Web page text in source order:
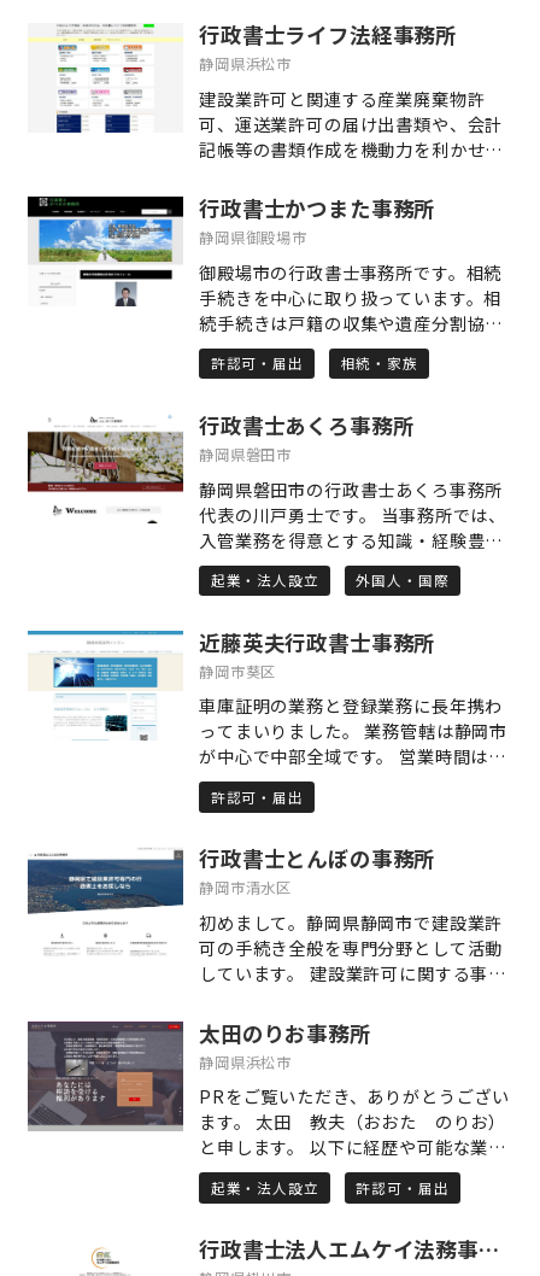
談下さい。
の許可申請 農地転用の申請 宅地建物取
引業の許可申請 古物営業の許可申請
行政書士ライフ法経事務所
静岡県浜松市
建設業許可と関連する産業廃棄物許
可、運送業許可の届け出書類や、会計
記帳等の書類作成を機動力を利かせて
おります。
行政書士かつまた事務所
静岡県御殿場市
御殿場市の行政書士事務所です。相続
手続きを中心に取り扱っています。相
続手続きは戸籍の収集や遺産分割協議
書作成・金融機関の解約手続きなど多
くの手続きをしなければなりません。
す。面倒な相続手続きは当事務所にお
任せください。また、建設業許可など
録手続きも取り扱っています。なお、
当事務所は名古屋出入国在留管理局長
より申請取次の承認を受けています。
出入国・在留関係の許可申請もお任せ
ください。
許認可・届出 相続・家族
行政書士あくろ事務所
静岡県磐田市
静岡県磐田市の行政書士あくろ事務所
代表の川戸勇士です。 当事務所では、
入管業務を得意とする知識・経験豊富
なスタッフが各種ビザ申請、日本での
会社設立、帰化申請などをサポートし
煩雑なことに加えて、申請者本人が入
管へ出頭することが義務付けられてい
るため、皆様にとってハードルが高い
ものです。 当事務所へ各種ビザのお手
続きをご依頼いただければ、書類作成
から提出代行まで一括してお引き受け
いたします。 当事務所は申請取次資格
を有しています。 申請者本人であるお
客様は入管への出頭が免除され、お客
様自らが入管に出向く必要はございま
せん。 国際結婚や配偶者ビザの申請で
お悩みの方、外国人雇用や就労ビザの
申請でお困りの方、永住許可申請や帰
化申請をお考えの方、ぜひともお気軽
所は、出入国在留管理庁オンラインシ
ステムを利用して、オンラインで各種
ビザ申請を行うことができます。 お客
様が直接当事務所へお越し頂かなくて
も、メールや郵便での必要書類のやり
取りのみで申請が可能な場合もござい
ます。 静岡県、愛知県を中心に全国47
都道府県からのご依頼に対応いたしま
起業・法人設立 外国人・国際
近藤英夫行政書士事務所
静岡市葵区
車庫証明の業務と登録業務に長年携わ
ってまいりました。 業務管轄は静岡市
が中心で中部全域です。 営業時間は官
庁と同じですが連絡は時間外も対応し
ます。 また特別な事情により時間外対
調査書類作成だけでなく 書類を集め
る仕事も行っております。
許認可・届出
行政書士とんぼの事務所
静岡市清水区
初めまして。静岡県静岡市で建設業許
可の手続き全般を専門分野として活動
しています。 建設業許可に関する事な
のどこへでも駆けつけます。
太田のりお事務所
静岡県浜松市
PRをご覧いただき、ありがとうござい
ます。 太田 教夫（おおた のりお）
と申します。 以下に経歴や可能な業務
などを記載しておりますので、ご覧く
ださい。 【経歴】 ・学生時代からアル
土地家屋調査士・社会保険労務士）で
起業・法人設立 許認可・届出
行政書士法人エムケイ法務事務所